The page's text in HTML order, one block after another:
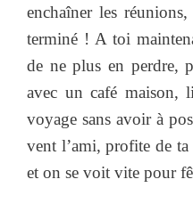
enchaîner les
terminé ! A toi
de ne plus en perdre,
avec un café maison,
voyage sans avoir à
vent l’ami, profite de ta
et on se voit vite pour